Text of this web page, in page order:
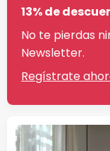
13% de
No te pierdas
Newsletter.
Regístrate